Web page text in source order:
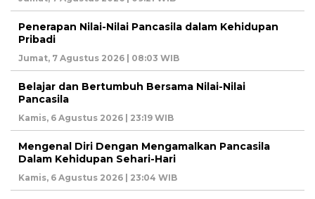
Penerapan Nilai-Nilai Pancasila dalam Kehidupan
Pribadi
Jumat, 7 Agustus 2026 | 08:03 WIB
Belajar dan Bertumbuh Bersama Nilai-Nilai
Pancasila
Kamis, 6 Agustus 2026 | 23:19 WIB
Mengenal Diri Dengan Mengamalkan Pancasila
Dalam Kehidupan Sehari-Hari
Kamis, 6 Agustus 2026 | 23:04 WIB